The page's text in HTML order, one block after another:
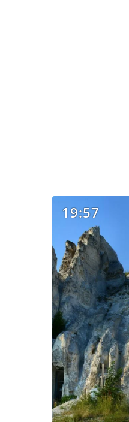
19:57